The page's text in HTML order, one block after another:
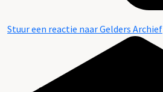
Stuur een reactie naar Gelders Archief